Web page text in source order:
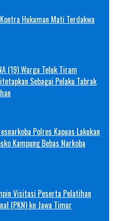
Hukuman Mati Terdakwa
(19) Warga Teluk Tiram
Sebagai Pelaku Tabrak
Polres Kapuas Lakukan
Kampung Bebas Narkoba
Visitasi Peserta Pelatihan
(PKN) ke Jawa Timur